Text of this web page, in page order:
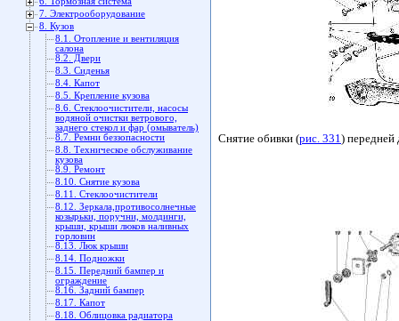
7. Электрооборудование
8. Кузов
8.1. Отопление и вентиляция
салона
8.2. Двери
8.3. Сиденья
8.4. Капот
8.5. Крепление кузова
8.6. Стеклоочистители, насосы
водяной очистки ветрового,
заднего стекол и фар (омыватель)
8.7. Ремни беззопасности
8.8. Техническое обслуживание
кузова
8.9. Ремонт
8.10. Снятие кузова
8.11. Стеклоочистители
8.12. Зеркала,противосолнечные
козырьки, поручни, молдинги,
крыши, крыши люков наливных
горловин
8.13. Люк крыши
8.14. Подножки
8.15. Передний бампер и
ограждение
8.16. Задний бампер
8.17. Капот
8.18. Облицовка радиатора
Снятие обивки (рис. 331) передней